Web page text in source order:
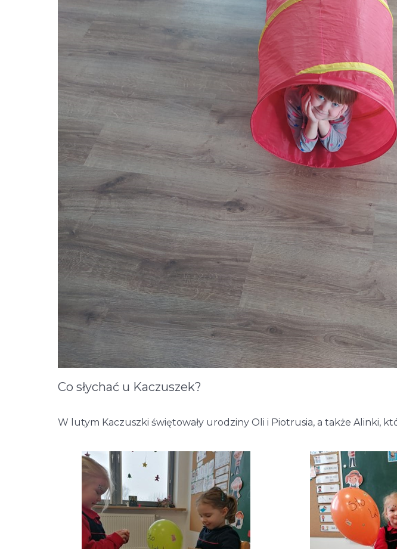
Co słychać u Kaczuszek?
W lutym Kaczuszki świętowały urodziny Oli i Piotrusia, a także Alinki,